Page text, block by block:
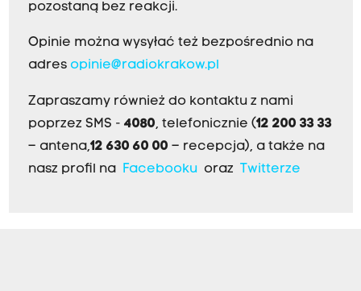
pozostaną bez reakcji.
Opinie można wysyłać też bezpośrednio na
adres opinie@radiokrakow.pl
Zapraszamy również do kontaktu z nami
poprzez SMS - 4080, telefonicznie (12 200 33 33
– antena,12 630 60 00 – recepcja), a także na
nasz profil na
Facebookuoraz Twitterze